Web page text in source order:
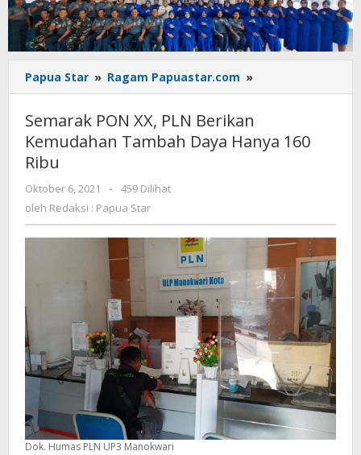
Papua Star » Ragam Papuastar.com »
PON
Berikan
160
Ribu
Semarak PON XX, PLN Berikan
Kemudahan Tambah Daya Hanya 160
Ribu
Oktober 6, 2021
oleh
Redaksi
:
Star
-
459 Dilihat
oleh Redaksi : Papua Star
Dok. Humas PLN UP3 Manokwari